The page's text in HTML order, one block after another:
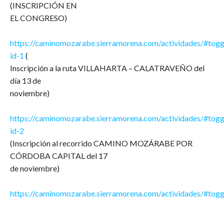
(INSCRIPCIÓN EN
EL CONGRESO)
https://caminomozarabe.sierramorena.com/actividades/
id-1 (
Inscripción a la ruta VILLAHARTA – CALATRAVEÑO del
día 13 de
noviembre)
https://caminomozarabe.sierramorena.com/actividades/
id-2
(Inscripción al recorrido CAMINO MOZÁRABE POR
CÓRDOBA CAPITAL del 17
de noviembre)
https://caminomozarabe.sierramorena.com/actividades/